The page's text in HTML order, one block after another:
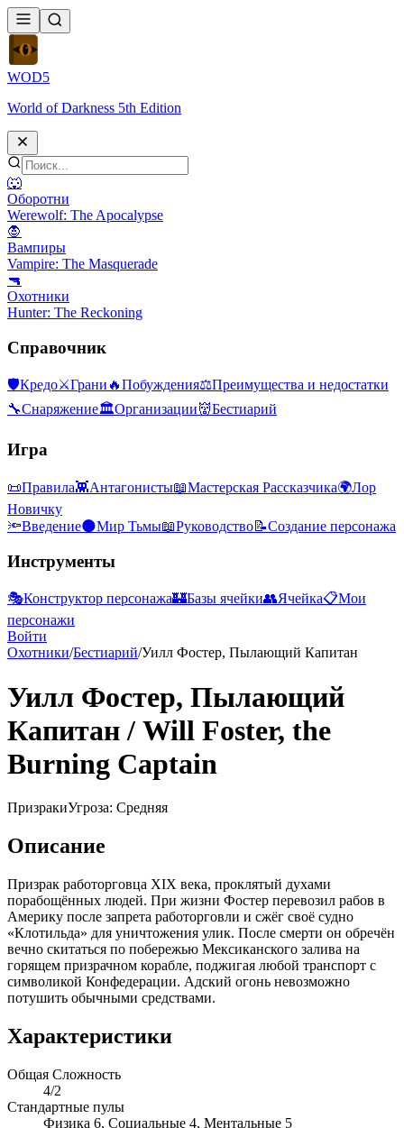
WOD5
World of Darkness 5th Edition
🐺
Оборотни
Werewolf: The Apocalypse
🧛
Вампиры
Vampire: The Masquerade
🔫
Охотники
Hunter: The Reckoning
Справочник
🛡Кредо⚔Грани 🔥Побуждения⚖️Преимущества и недостатки
🔧Снаряжение🏛Организации👹Бестиарий
Игра
📜Правила👾Антагонисты📖Мастерская Рассказчика🌍Лор
Новичку
🔦Введение🌑Мир Тьмы📖Руководство📝Создание персонажа
Инструменты
🎭Конструктор персонажа🏰Базы ячейки👥Ячейка📋Мои
персонажи
Войти
Охотники/Бестиарий/Уилл Фостер, Пылающий Капитан
Уилл Фостер, Пылающий
Капитан / Will Foster, the
Burning Captain
ПризракиУгроза: Средняя
Описание
Призрак работорговца XIX века, проклятый духами
порабощённых людей. При жизни Фостер перевозил рабов в
Америку после запрета работорговли и сжёг своё судно
«Клотильда» для уничтожения улик. После смерти он обречён
вечно скитаться по побережью Мексиканского залива на
горящем призрачном корабле, поджигая любой транспорт с
символикой Конфедерации. Адский огонь невозможно
потушить обычными средствами.
Характеристики
Общая Сложность
4/2
Стандартные пулы
Физика 6, Социальные 4, Ментальные 5